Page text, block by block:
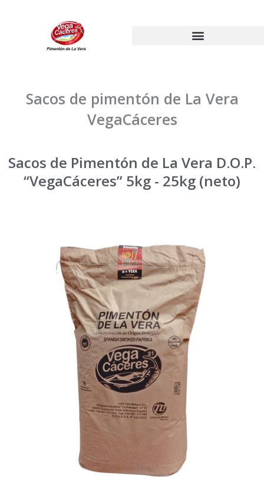
Sacos de pimentón de La Vera
VegaCáceres
Sacos de Pimentón de La Vera D.O.P.
“VegaCáceres” 5kg - 25kg (neto)